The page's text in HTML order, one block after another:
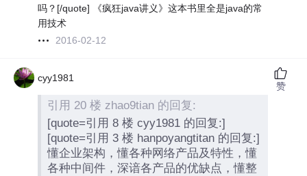
吗？[/quote] 《疯狂java讲义》这本书里全是java的常
用技术
2016-02-12
cyy1981
引用 20 楼 zhao9tian 的回复:
[quote=引用 8 楼 cyy1981 的回复:]
[quote=引用 3 楼 hanpoyangtitan 的回复:]
懂企业架构，懂各种网络产品及特性，懂
各种中间件，深谙各产品的优缺点，懂整
赞